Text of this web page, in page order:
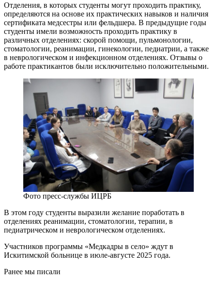
Отделения, в которых студенты могут проходить практику,
определяются на основе их практических навыков и наличия
сертификата медсестры или фельдшера. В предыдущие годы
студенты имели возможность проходить практику в
различных отделениях: скорой помощи, пульмонологии,
стоматологии, реанимации, гинекологии, педиатрии, а также
в неврологическом и инфекционном отделениях. Отзывы о
работе практикантов были исключительно положительными.
Фото пресс-службы ИЦРБ
В этом году студенты выразили желание поработать в
отделениях реанимации, стоматологии, терапии, в
педиатрическом и неврологическом отделениях.
Участников программы «Медкадры в село» ждут в
Искитимской больнице в июле-августе 2025 года.
Ранее мы писали